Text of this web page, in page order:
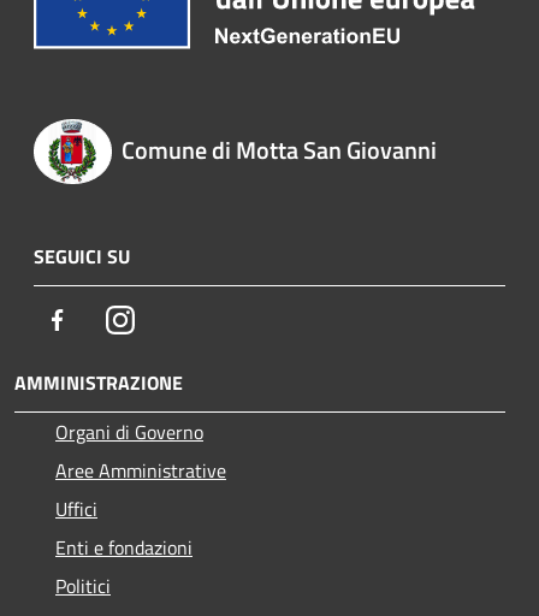
Comune di Motta San Giovanni
SEGUICI SU
FacebookInstagram
AMMINISTRAZIONE
Organi di Governo
Aree Amministrative
Uffici
Enti e fondazioni
Politici